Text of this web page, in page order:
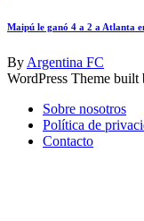
Maipú le ganó 4 a 2 a Atlanta
By Argentina FC
WordPress Theme built
Sobre nosotros
Política de
Contacto